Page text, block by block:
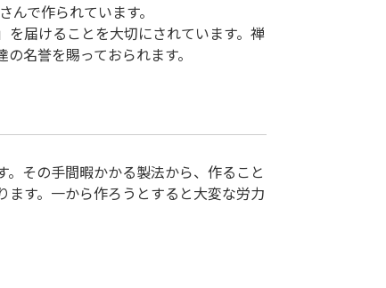
で作られています。
届けることを大切にされています。禅
名誉を賜っておられます。
その手間暇かかる製法から、作ること
す。一から作ろうとすると大変な労力